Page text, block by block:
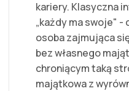
kariery. Klasyczna
„każdy ma swoje" -
osoba zajmująca
bez własnego
chroniącym taką
majątkowa z